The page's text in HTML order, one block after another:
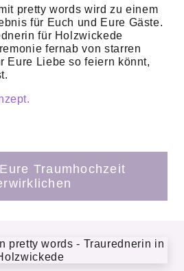
pretty words wird zu einem
für Euch und Eure Gäste.
für Holzwickede
fernab von starren
Eure Liebe so feiern könnt,
Traumhochzeit